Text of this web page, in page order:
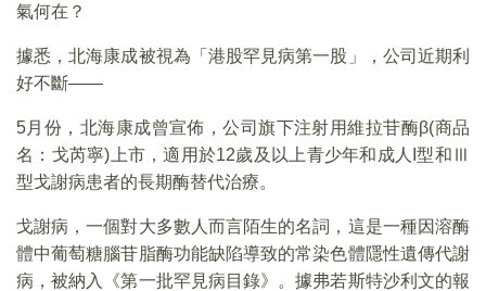
氣何在？
據悉，北海康成被視為「港股罕見病第一股」，公司近期利
好不斷——
5月份，北海康成曾宣佈，公司旗下注射用維拉苷酶β(商品
名：戈芮寧)上市，適用於12歲及以上青少年和成人I型和Ⅲ
型戈謝病患者的長期酶替代治療。
戈謝病，一個對大多數人而言陌生的名詞，這是一種因溶酶
體中葡萄糖腦苷脂酶功能缺陷導致的常染色體隱性遺傳代謝
病，被納入《第一批罕見病目錄》。據弗若斯特沙利文的報